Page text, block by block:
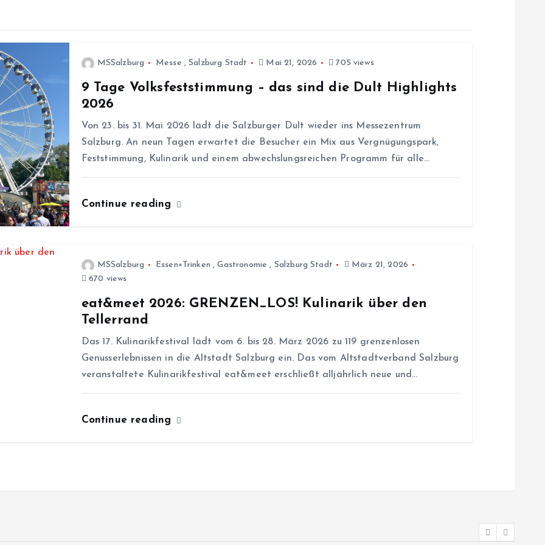
MSSalzburg Messe ,Salzburg Stadt Mai 21, 2026 705 views
9 Tage Volksfeststimmung – das sind die Dult Highlights
2026
Von 23. bis 31. Mai 2026 lädt die Salzburger Dult wieder ins Messezentrum
Salzburg. An neun Tagen erwartet die Besucher ein Mix aus Vergnügungspark,
Feststimmung, Kulinarik und einem abwechslungsreichen Programm für alle…
Continue reading
MSSalzburg Essen+Trinken ,Gastronomie , Salzburg Stadt
März 21, 2026
670 views
eat&meet 2026: GRENZEN_LOS! Kulinarik über den
Tellerrand
Das 17. Kulinarikfestival lädt vom 6. bis 28. März 2026 zu 119 grenzenlosen
Genusserlebnissen in die Altstadt Salzburg ein. Das vom Altstadtverband Salzburg
veranstaltete Kulinarikfestival eat&meet erschließt alljährlich neue und…
Continue reading